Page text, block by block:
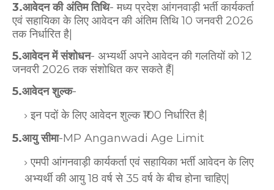
3.आवेदन की अंतिम तिथि- मध्य प्रदेश आंगनवाड़ी भर्ती कार्यकर्ता
एवं सहायिका के लिए आवेदन की अंतिम तिथि 10 जनवरी 2026
तक निर्धारित है|
5.आवेदन में संशोधन- अभ्यर्थी अपने आवेदन की गलतियों को 12
जनवरी 2026 तक संशोधित कर सकते हैं|
5.आवेदन शुल्क-
इन पदों के लिए आवेदन शुल्क ₹100 निर्धारित है|
5.आयु सीमा-MP Anganwadi Age Limit
एमपी आंगनवाड़ी कार्यकर्ता एवं सहायिका भर्ती आवेदन के लिए
अभ्यर्थी की आयु 18 वर्ष से 35 वर्ष के बीच होना चाहिए|